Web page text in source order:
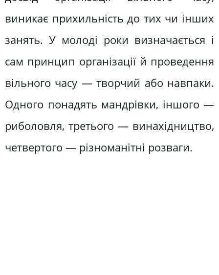
виникає прихильність до тих чи інших
занять. У молоді роки визначається і
сам принцип організації й проведення
вільного часу — творчий або навпаки.
Одного понадять мандрівки, іншого —
риболовля, третього — винахідництво,
четвертого — різноманітні розваги.